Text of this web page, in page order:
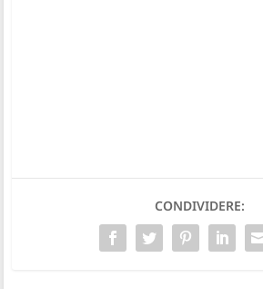
CONDIVIDERE: